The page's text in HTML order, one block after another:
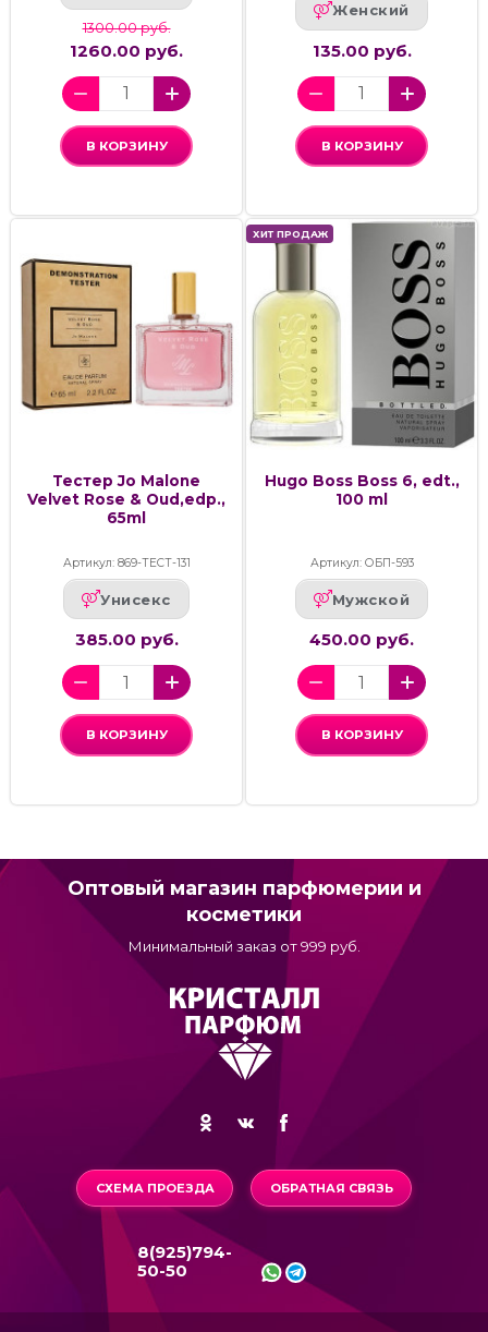
1300.00 руб.
1260.00 руб.
В КОРЗИНУ
Женский
135.00 руб.
В КОРЗИНУ
Тестер Jo Malone
Velvet Rose & Oud,edp.,
65ml
Артикул: 869-ТЕСТ-131
Унисекс
385.00 руб.
В КОРЗИНУ
ХИТ ПРОДАЖ
Hugo Boss Boss 6, edt.,
100 ml
Артикул: ОБП-593
Мужской
450.00 руб.
В КОРЗИНУ
Оптовый магазин парфюмерии и
косметики
Минимальный заказ от 999 руб.
СХЕМА ПРОЕЗДА ОБРАТНАЯ СВЯЗЬ
8(925)794-
50-50